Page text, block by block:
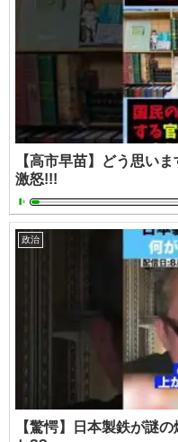
【高市早苗】どう思い
激怒!!!
政治
【驚愕】日本製鉄が謎